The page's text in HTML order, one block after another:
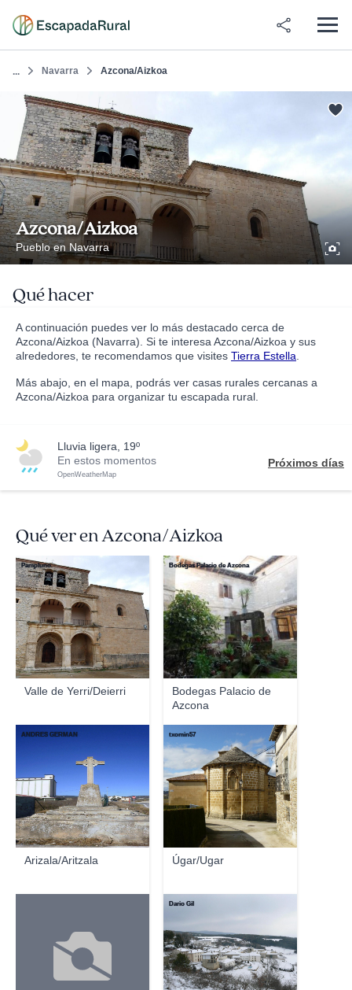
... Navarra Azcona/Aizkoa
Azcona/Aizkoa
Pueblo en Navarra
Qué hacer
A continuación puedes ver lo más destacado cerca de
Azcona/Aizkoa (Navarra). Si te interesa Azcona/Aizkoa y sus
alrededores, te recomendamos que visites Tierra Estella
Más abajo, en el mapa, podrás ver casas rurales cercanas a
Azcona/Aizkoa para organizar tu escapada rural.
lluvia ligera, 19º
En estos momentos
OpenWeatherMap
Próximos días
Qué ver en Azcona/Aizkoa
Valle de Yerri/Deierri
Pampluno
Bodegas Palacio de
Azcona
Bodegas Palacio de Azcona
Arizala/Aritzala
ANDRES GERMAN
Úgar/Ugar
txomin57
Dario Gil